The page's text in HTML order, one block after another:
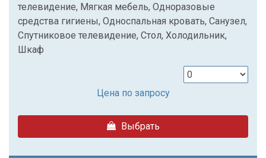
телевидение, Мягкая мебель, Одноразовые
средства гигиены, Односпальная кровать, Санузел,
Спутниковое телевидение, Стол, Холодильник,
Шкаф
Цена по запросу
Выбрать